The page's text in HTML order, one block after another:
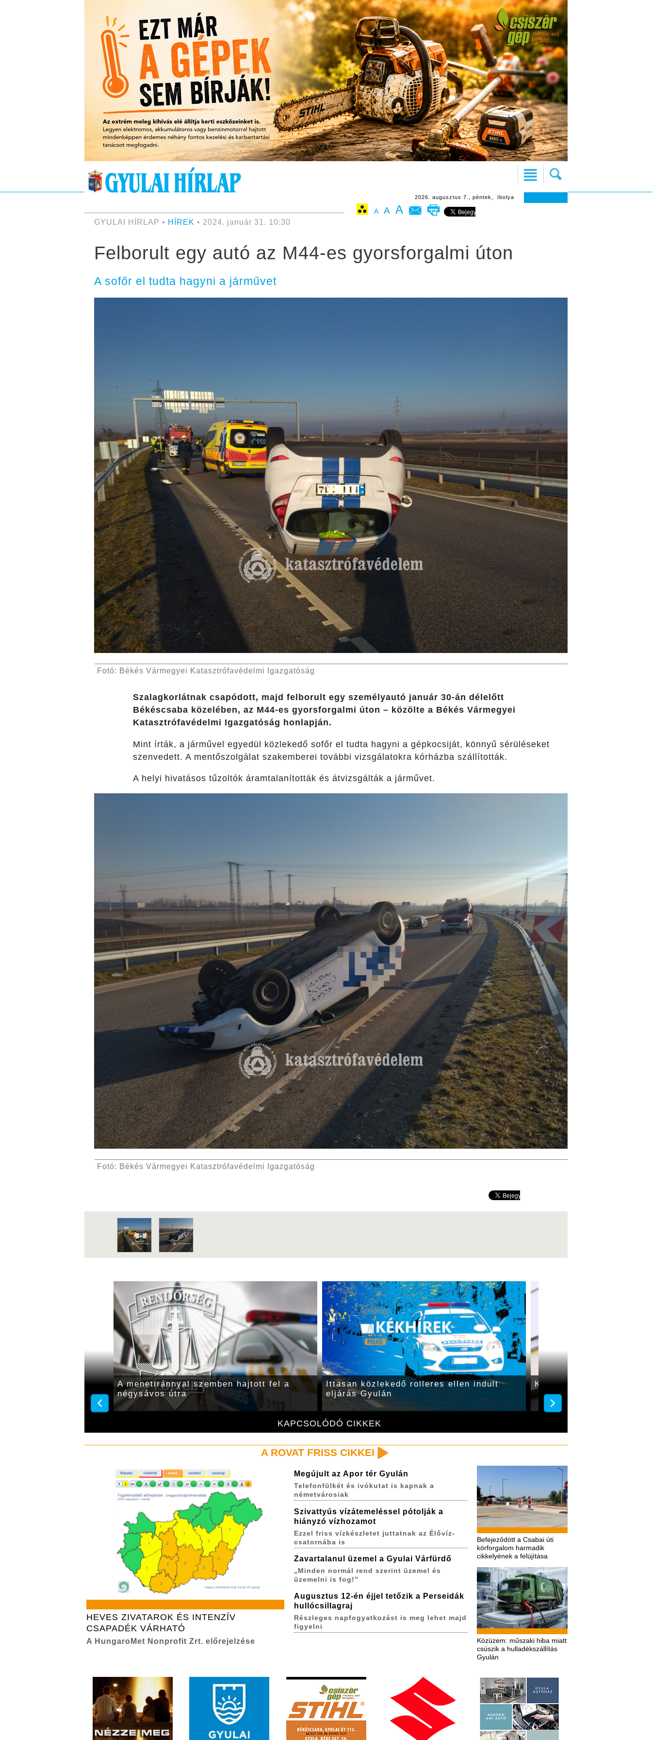
2026. augusztus 7., péntek, Ibolya
A A A
GYULAI HÍRLAP • HÍREK • 2024. január 31. 10:30
Felborult egy autó az M44-es gyorsforgalmi úton
A sofőr el tudta hagyni a járművet
Fotó: Békés Vármegyei Katasztrófavédelmi Igazgatóság
Szalagkorlátnak csapódott, majd felborult egy személyautó január 30-án délelőtt
Békéscsaba közelében, az M44-es gyorsforgalmi úton – közölte a Békés Vármegyei
Katasztrófavédelmi Igazgatóság honlapján.
Mint írták, a járművel egyedül közlekedő sofőr el tudta hagyni a gépkocsiját, könnyű sérüléseket
szenvedett. A mentőszolgálat szakemberei további vizsgálatokra kórházba szállították.
A helyi hivatásos tűzoltók áramtalanították és átvizsgálták a járművet.
Fotó: Békés Vármegyei Katasztrófavédelmi Igazgatóság
KAPCSOLÓDÓ CIKKEK
12 súlyos és
A menetiránnyal szemben hajtott fel a
négysávos útra
Ittasan közlekedő rolleres ellen indult
eljárás Gyulán
Két autó karambolozott
A ROVAT FRISS CIKKEI
HEVES ZIVATAROK ÉS INTENZÍV
CSAPADÉK VÁRHATÓ
A HungaroMet Nonprofit Zrt. előrejelzése
Befejeződött a Csabai úti
körforgalom harmadik
cikkelyének a felújítása
Közüzem: műszaki hiba miatt
csúszik a hulladékszállítás
Gyulán
Megújult az Apor tér Gyulán
Telefonfülkét és ivókutat is kapnak a
németvárosiak
Szivattyús vízátemeléssel pótolják a
hiányzó vízhozamot
Ezzel friss vízkészletet juttatnak az Élővíz-
csatornába is
Zavartalanul üzemel a Gyulai Várfürdő
„Minden normál rend szerint üzemel és
üzemelni is fog!”
Augusztus 12-én éjjel tetőzik a Perseidák
hullócsillagraj
Részleges napfogyatkozást is meg lehet majd
figyelni